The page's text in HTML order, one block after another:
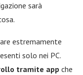
sarà
estremamente
solo nei PC.
tramite app che